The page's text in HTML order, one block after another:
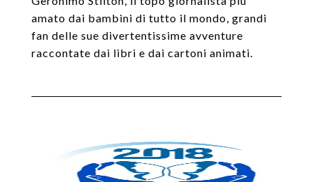
amato dai bambini di tutto il mondo, grandi
fan delle sue divertentissime avventure
raccontate dai libri e dai cartoni animati.